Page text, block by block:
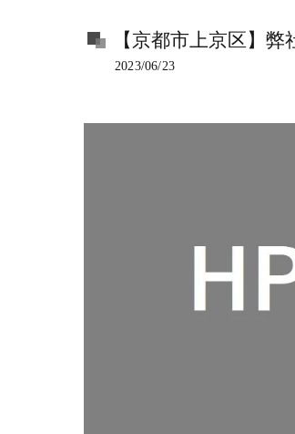
【京都市上京区】
2023/06/23